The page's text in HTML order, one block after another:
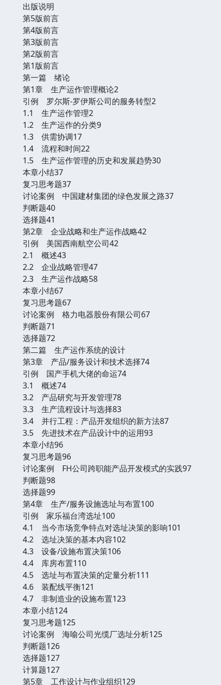
出版说明
第5版前言
第4版前言
第3版前言
第2版前言
第1版前言
第一篇 绪论
第1章 生产运作管理概论2
引例 罗尔斯-罗伊斯公司的服务转型2
1.1 生产运作管理2
1.2 生产运作的分类9
1.3 供需协调17
1.4 流程和时间22
1.5 生产运作管理的历史和发展趋势30
本章小结37
复习思考题37
讨论案例 中国建材集团的绿色发展之路37
判断题40
选择题41
第2章 企业战略和生产运作战略42
引例 美国西南航空公司42
2.1 概述43
2.2 企业战略管理47
2.3 生产运作战略58
本章小结67
复习思考题67
讨论案例 格力电器股份有限公司67
判断题71
选择题72
第二篇 生产运作系统的设计
第3章 产品/服务设计和技术选择74
引例 国产手机大佬的命运74
3.1 概述74
3.2 产品研究与开发管理78
3.3 生产流程设计与选择83
3.4 并行工程：产品开发组织的新方法87
3.5 先进技术在产品设计中的运用93
本章小结96
复习思考题96
讨论案例 FH公司跨职能产品开发模式的实践97
判断题98
选择题99
第4章 生产/服务设施选址与布置100
引例 家乐福台湾选址100
4.1 当今市场竞争特点对选址决策的影响101
4.2 选址决策的基本内容102
4.3 设备/设施布置决策106
4.4 库房布置110
4.5 选址与布置决策的定量分析111
4.6 装配线平衡121
4.7 非制造业的设施布置123
本章小结124
复习思考题125
讨论案例 海喻公司光缆厂选址分析125
判断题126
选择题127
计算题127
第5章 工作设计与作业组织129